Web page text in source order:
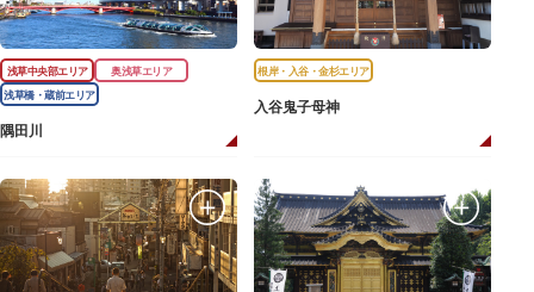
浅草中央部エリア
奥浅草エリア
浅草橋・蔵前エリア
隅田川
根岸・入谷・金杉エリア
入谷鬼子母神